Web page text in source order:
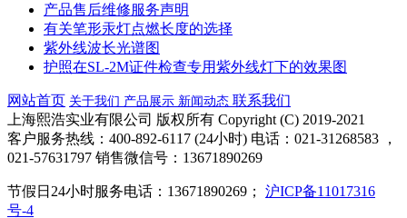
产品售后维修服务声明
有关笔形汞灯点燃长度的选择
紫外线波长光谱图
护照在SL-2M证件检查专用紫外线灯下的效果图
网站首页 关于我们 产品展示 新闻动态 联系我们
上海熙浩实业有限公司 版权所有 Copyright (C) 2019-2021
客户服务热线：400-892-6117 (24小时) 电话：021-31268583 ，
021-57631797 销售微信号：13671890269
节假日24小时服务电话：13671890269； 沪ICP备11017316
号-4